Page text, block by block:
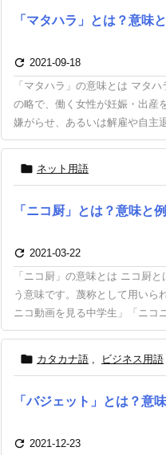
「マタハラ」とは？意味
 2021-09-18
「マタハラ」の意味とは マタ
の略で、働く女性が妊娠・出産
嫌がらせ、あるいは解雇や自主
 ネット用語
「ニコ厨」とは？意味と
 2021-03-22
「ニコ厨」の意味とは ニコ厨
う意味です。蔑称として用いら
ニコ動画を見る中学生」「ニコ
 カタカナ語 , ビジネス用語
「バジェット」とは？意
 2021-12-23